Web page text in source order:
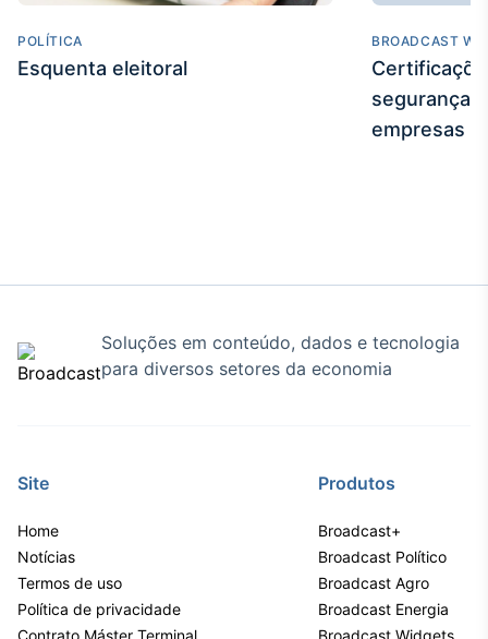
POLÍTICA
Esquenta eleitoral
BROADCAST
segurança
empresas
Soluções em conteúdo, dados e tecnologia
para diversos setores da economia
Site
Home
Notícias
Termos de uso
Política de privacidade
Contrato Máster Terminal
Produtos
Broadcast+
Broadcast Político
Broadcast Agro
Broadcast Energia
Broadcast Widgets